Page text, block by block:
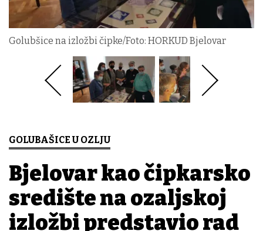
Golubšice na izložbi čipke/Foto: HORKUD Bjelovar
GOLUBAŠICE U OZLJU
Bjelovar kao čipkarsko
središte na ozaljskoj
izložbi predstavio rad